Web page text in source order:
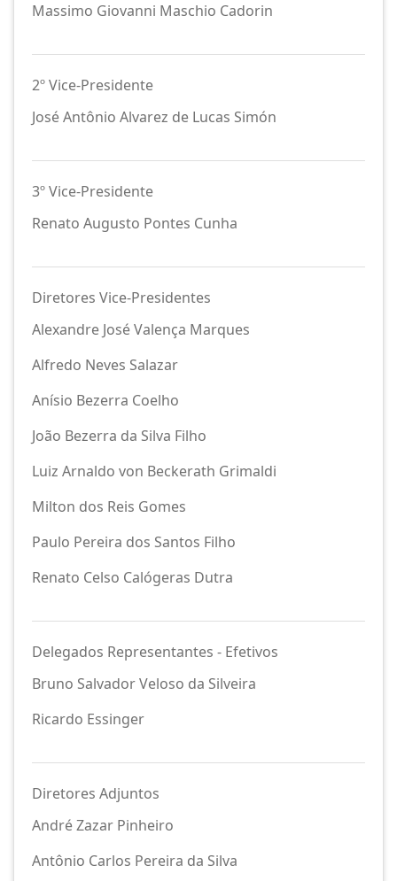
Massimo Giovanni Maschio Cadorin
2º Vice-Presidente
José Antônio Alvarez de Lucas Simón
3º Vice-Presidente
Renato Augusto Pontes Cunha
Diretores Vice-Presidentes
Alexandre José Valença Marques
Alfredo Neves Salazar
Anísio Bezerra Coelho
João Bezerra da Silva Filho
Luiz Arnaldo von Beckerath Grimaldi
Milton dos Reis Gomes
Paulo Pereira dos Santos Filho
Renato Celso Calógeras Dutra
Delegados Representantes - Efetivos
Bruno Salvador Veloso da Silveira
Ricardo Essinger
Diretores Adjuntos
André Zazar Pinheiro
Antônio Carlos Pereira da Silva